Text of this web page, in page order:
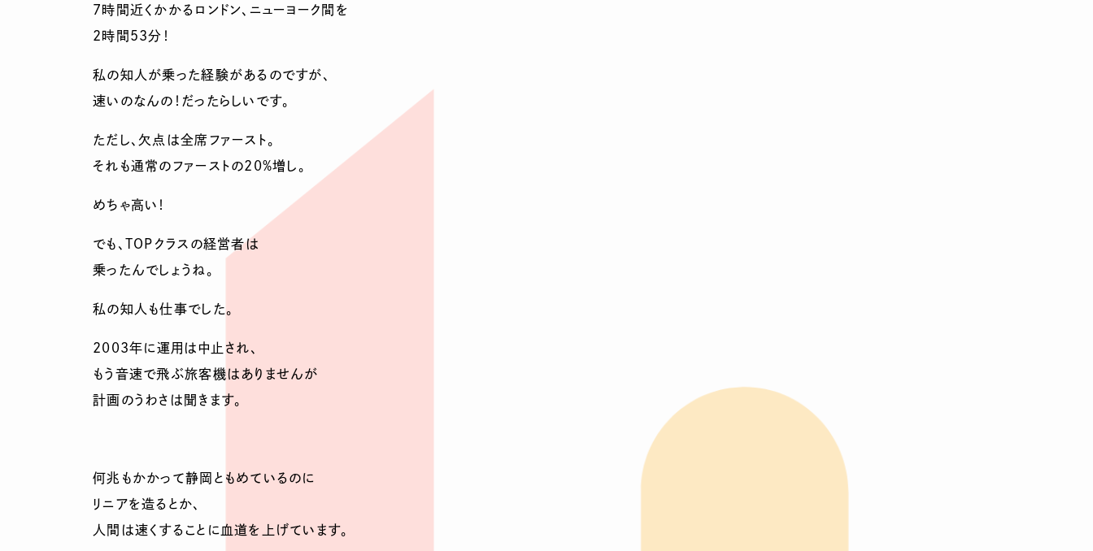
7時間近くかかるロンドン、ニューヨーク間を
2時間53分！
私の知人が乗った経験があるのですが、
速いのなんの！だったらしいです。
ただし、欠点は全席ファースト。
それも通常のファーストの20%増し。
めちゃ高い！
でも、TOPクラスの経営者は
乗ったんでしょうね。
私の知人も仕事でした。
2003年に運用は中止され、
もう音速で飛ぶ旅客機はありませんが
計画のうわさは聞きます。
何兆もかかって静岡ともめているのに
リニアを造るとか、
人間は速くすることに血道を上げています。